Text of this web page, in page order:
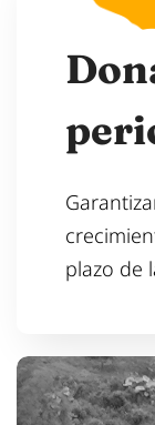
Don
peri
plazo de